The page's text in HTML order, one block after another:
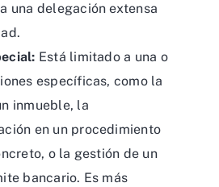
una delegación extensa
Está limitado a una o
específicas, como la
inmueble, la
en un procedimiento
o la gestión de un
bancario. Es más